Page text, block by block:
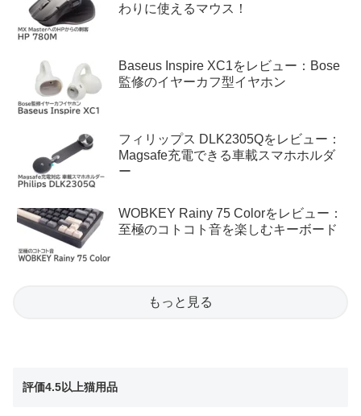
わりに使えるマウス！
Baseus Inspire XC1をレビュー：Bose
監修のイヤーカフ型イヤホン
フィリップス DLK2305Qをレビュー：
Magsafe充電できる車載スマホホルダ
ー
WOBKEY Rainy 75 Colorをレビュー：
至極のコトコト音を楽しむキーボード
もっと見る
評価4.5以上猫用品